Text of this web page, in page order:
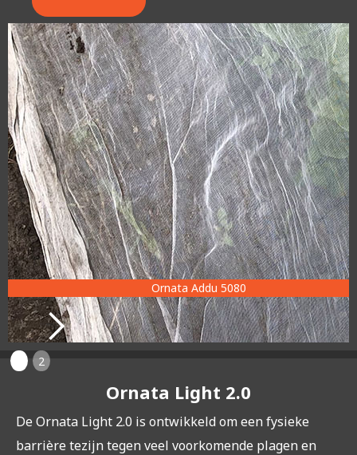
Ornata Addu 5080
2
Ornata Light 2.0
De Ornata Light 2.0 is ontwikkeld om een fysieke
barrière tezijn tegen veel voorkomende plagen en